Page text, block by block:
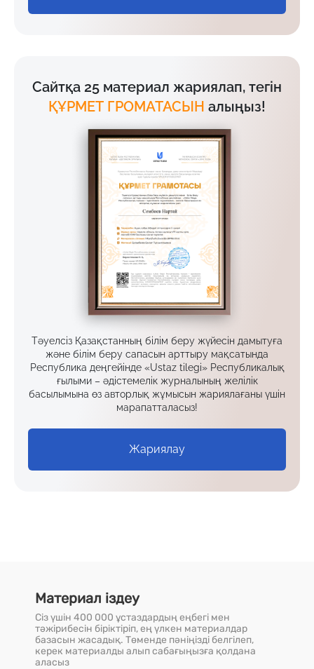
Сайтқа 25 материал жариялап, тегін
ҚҰРМЕТ ГРОМАТАСЫН алыңыз!
Тәуелсіз Қазақстанның білім беру жүйесін дамытуға
және білім беру сапасын арттыру мақсатында
Республика деңгейінде «Ustaz tilegi» Республикалық
ғылыми – әдістемелік журналының желілік
басылымына өз авторлық жұмысын жариялағаны үшін
марапатталасыз!
Жариялау
Материал іздеу
Сіз үшін 400 000 ұстаздардың еңбегі мен
тәжірибесін біріктіріп, ең үлкен материалдар
базасын жасадық. Төменде пәніңізді белгілеп,
керек материалды алып сабағыңызға қолдана
аласыз